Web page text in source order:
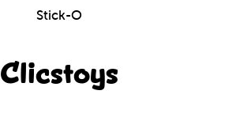
Stick-O
Clicstoys